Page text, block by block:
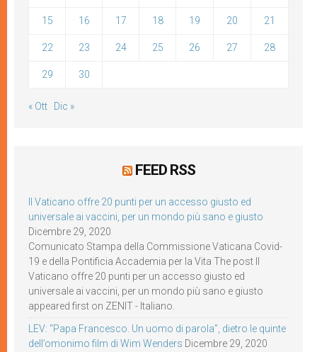
15 16 17 18 19 20 21
22 23 24 25 26 27 28
29 30
« Ott Dic »
FEED RSS
Il Vaticano offre 20 punti per un accesso giusto ed
universale ai vaccini, per un mondo più sano e giusto
Dicembre 29, 2020
Comunicato Stampa della Commissione Vaticana Covid-
19 e della Pontificia Accademia per la Vita The post Il
Vaticano offre 20 punti per un accesso giusto ed
universale ai vaccini, per un mondo più sano e giusto
appeared first on ZENIT - Italiano.
LEV: “Papa Francesco. Un uomo di parola”, dietro le quinte
dell’omonimo film di Wim Wenders Dicembre 29, 2020